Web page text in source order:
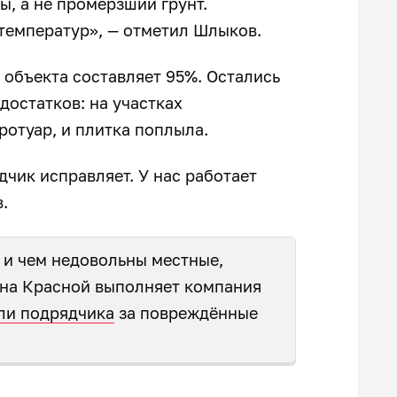
— отметил Шлыков.
составляет 95%. Остались
на участках
и плитка поплыла.
исправляет. У нас работает
чем недовольны местные,
Красной выполняет компания
подрядчика за повреждённые